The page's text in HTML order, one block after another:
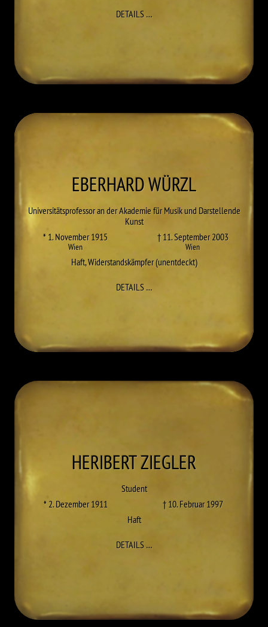
DETAILS…ZU ANTON WIDMANN
EBERHARDWÜRZL
Universitätsprofessor an der Akademie für Musik und Darstellende
Kunst
* 1. November 1915
Wien
† 11. September 2003
Wien
Haft,Widerstandskämpfer (unentdeckt)
DETAILS…ZU EBERHARD WÜRZL
HERIBERTZIEGLER
Student
* 2. Dezember 1911
† 10. Februar 1997
Haft
DETAILS…ZU HERIBERT ZIEGLER